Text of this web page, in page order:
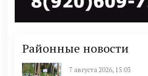
Районные новости
7 августа 2026, 15:03